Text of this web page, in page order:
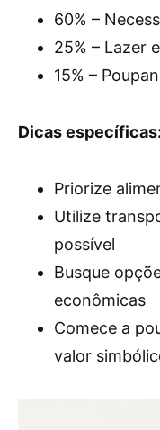
60% –
25% – Lazer
15% –
Dicas específicas:
Priorize
Utilize
possível
Busque
econômicas
Comece a
valor